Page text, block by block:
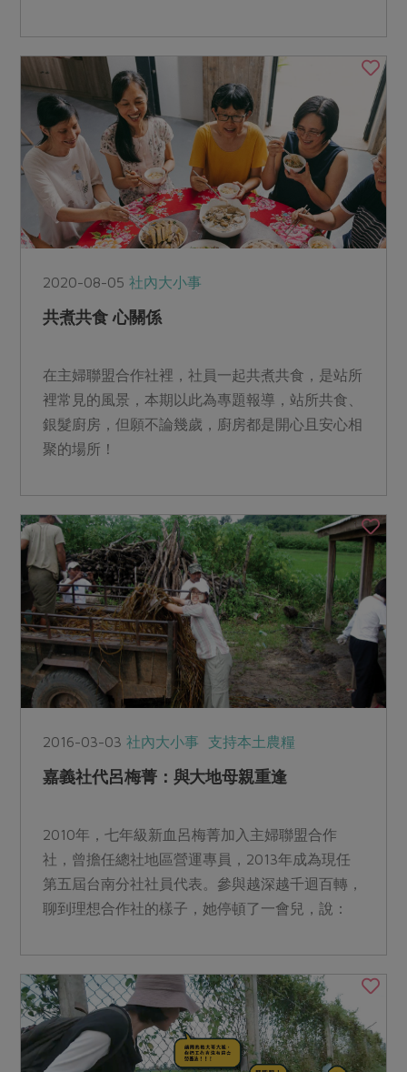
2020-08-05社內大小事
共煮共食 心關係
在主婦聯盟合作社裡，社員一起共煮共食，是站所
裡常見的風景，本期以此為專題報導，站所共食、
銀髮廚房，但願不論幾歲，廚房都是開心且安心相
聚的場所！
2016-03-03社內大小事 支持本土農糧
嘉義社代呂梅菁：與大地母親重逢
2010年，七年級新血呂梅菁加入主婦聯盟合作
社，曾擔任總社地區營運專員，2013年成為現任
第五屆台南分社社員代表。參與越深越千迴百轉，
聊到理想合作社的樣子，她停頓了一會兒，說：